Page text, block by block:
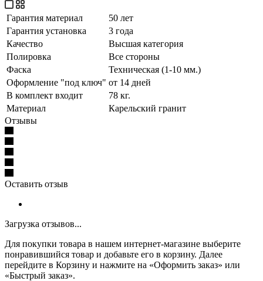
Гарантия материал
50 лет
Гарантия установка
3 года
Качество
Высшая категория
Полировка
Все стороны
Фаска
Техническая (1-10 мм.)
Оформление "под ключ" от 14 дней
В комплект входит
78 кг.
Материал
Карельский гранит
Отзывы
Оставить отзыв
Загрузка отзывов...
Для покупки товара в нашем интернет-магазине выберите
понравившийся товар и добавьте его в корзину. Далее
перейдите в Корзину и нажмите на «Оформить заказ» или
«Быстрый заказ».